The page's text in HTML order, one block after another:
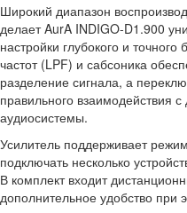
Широкий диапазон
делает AurA INDIGO-D1.900
настройки глубокого и
частот (LPF) и сабсоника
разделение сигнала, а
правильного взаимодействия
аудиосистемы.
Усилитель поддерживает
подключать несколько
В комплект входит
дополнительное удобство при